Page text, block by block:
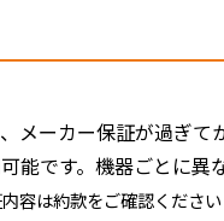
メーカー保証が過ぎ
能です。機器ごとに異
容は約款をご確認ください